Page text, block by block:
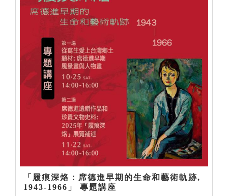
「履痕深烙：席德進早期的生命和藝術軌跡,
1943-1966」 專題講座